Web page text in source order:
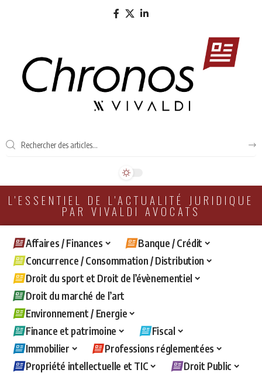
L'ESSENTIEL DE L'ACTUALITÉ JURIDIQUE
PAR VIVALDI AVOCATS
Affaires / Finances
Banque / Crédit
Concurrence / Consommation / Distribution
Droit du sport et Droit de l’évènementiel
Droit du marché de l’art
Environnement / Energie
Finance et patrimoine
Fiscal
Immobilier
Professions réglementées
Propriété intellectuelle et TIC
Droit Public